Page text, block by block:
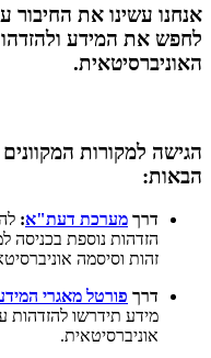
אנחנו עשינו את
לחפש את המידע
האוניברסיטאית.
הגישה למקורות
הבאות:
דרך מערכת דעת"א:
הזדהות נוספת
זהות וסיסמה
דרך פורטל מאגרי
מידע תידרשו
אוניברסיטאית.